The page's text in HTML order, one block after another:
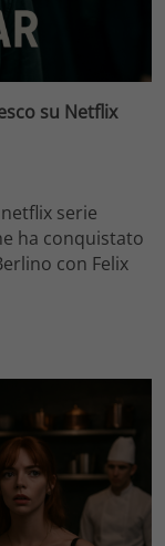
su Netflix
serie
ha conquistato
con Felix